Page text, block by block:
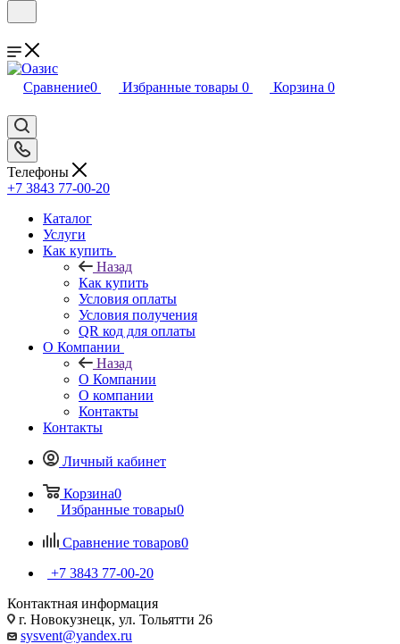
Сравнение0 Избранные товары 0 Корзина 0
Телефоны
+7 3843 77-00-20
Каталог
Услуги
Как купить
Назад
Как купить
Условия оплаты
Условия получения
QR код для оплаты
О Компании
Назад
О Компании
О компании
Контакты
Контакты
Личный кабинет
Корзина0
Избранные товары0
Сравнение товаров0
+7 3843 77-00-20
Контактная информация
г. Новокузнецк, ул. Тольятти 26
sysvent@yandex.ru